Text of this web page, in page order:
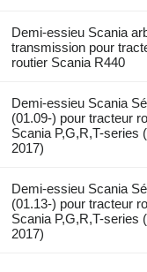
Demi-essieu Scania
transmission pour
routier Scania R440
Demi-essieu Scania
(01.09-) pour tracteur
Scania P,G,R,T-series
2017)
Demi-essieu Scania
(01.13-) pour tracteur
Scania P,G,R,T-series
2017)